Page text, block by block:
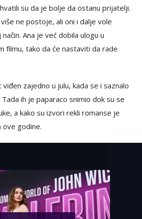
su da je bolje da ostanu prijatelji.
ne postoje, ali oni i dalje vole
Ana je već dobila ulogu u
filmu, tako da će nastaviti da rade
zajedno u julu, kada se i saznalo
ih je paparaco snimio dok su se
a kako su izvori rekli romanse je
godine.